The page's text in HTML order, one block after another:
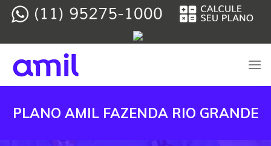
Skip
PLANO AMIL FAZENDA RIO GRANDE